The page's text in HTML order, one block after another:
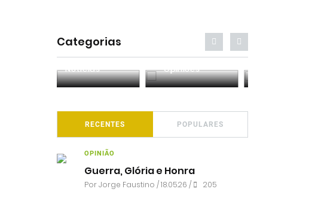
Categorias
Entrevistas Análises
RECENTES POPULARES
OPINIÃO
Guerra, Glória e Honra
PorJorge Faustino / 18.05.26 / 205